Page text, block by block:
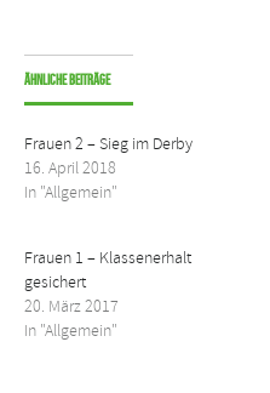
Ähnliche Beiträge
Frauen 2 – Sieg im Derby
16. April 2018
In "Allgemein"
Frauen 1 – Klassenerhalt
gesichert
20. März 2017
In "Allgemein"